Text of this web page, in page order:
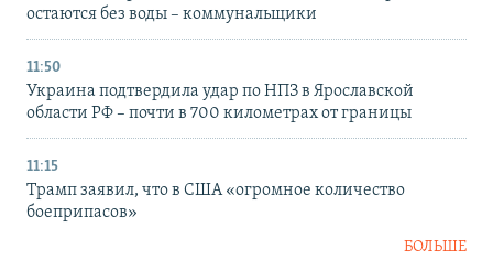
остаются без воды – коммунальщики
11:50
Украина подтвердила удар по НПЗ в Ярославской
области РФ – почти в 700 километрах от границы
11:15
Трамп заявил, что в США «огромное количество
боеприпасов»
БОЛЬШЕ